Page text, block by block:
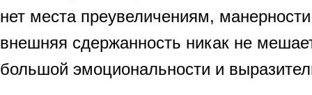
нет места преувеличениям,
внешняя сдержанность никак не
большой эмоциональности и